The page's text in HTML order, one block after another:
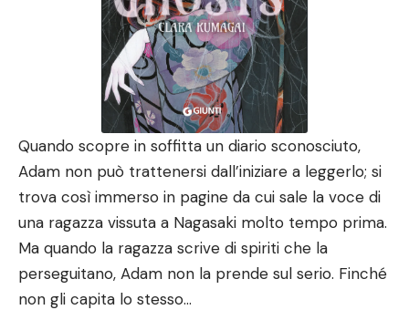
Quando scopre in soffitta un diario sconosciuto,
Adam non può trattenersi dall’iniziare a leggerlo; si
trova così immerso in pagine da cui sale la voce di
una ragazza vissuta a Nagasaki molto tempo prima.
Ma quando la ragazza scrive di spiriti che la
perseguitano, Adam non la prende sul serio. Finché
non gli capita lo stesso…